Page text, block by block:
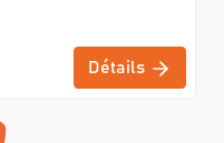
Détails